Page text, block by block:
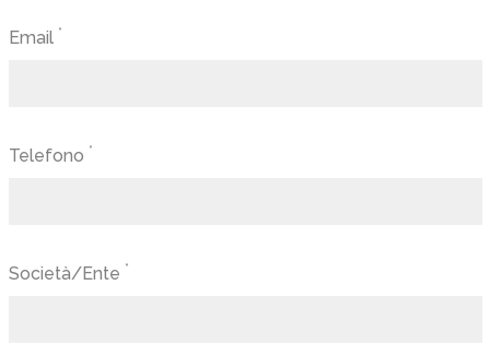
Email *
Telefono *
Società/Ente *